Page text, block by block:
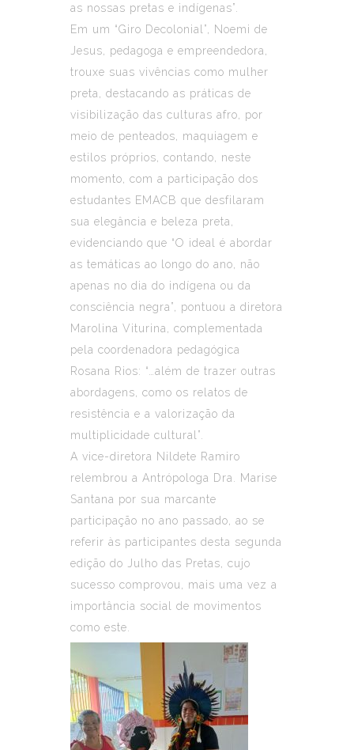
as nossas pretas e indígenas”.
Em um “Giro Decolonial”, Noemi de
Jesus, pedagoga e empreendedora,
trouxe suas vivências como mulher
preta, destacando as práticas de
visibilização das culturas afro, por
meio de penteados, maquiagem e
estilos próprios, contando, neste
momento, com a participação dos
estudantes EMACB que desfilaram
sua elegância e beleza preta,
evidenciando que “O ideal é abordar
as temáticas ao longo do ano, não
apenas no dia do indígena ou da
consciência negra”, pontuou a diretora
Marolina Viturina, complementada
pela coordenadora pedagógica
Rosana Rios: “…além de trazer outras
abordagens, como os relatos de
resistência e a valorização da
multiplicidade cultural”.
A vice-diretora Nildete Ramiro
relembrou a Antrópologa Dra. Marise
Santana por sua marcante
participação no ano passado, ao se
referir às participantes desta segunda
edição do Julho das Pretas, cujo
sucesso comprovou, mais uma vez a
importância social de movimentos
como este.